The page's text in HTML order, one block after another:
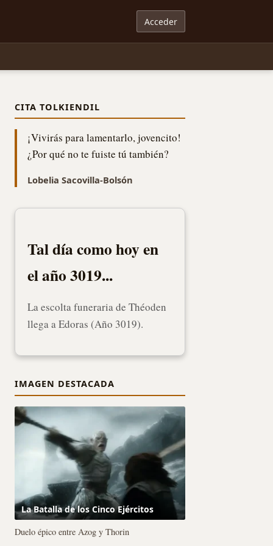
Acceder
CITA TOLKIENDIL
¡Vivirás para lamentarlo, jovencito!
¿Por qué no te fuiste tú también?
Lobelia Sacovilla-Bolsón
Tal día como hoy en
el año 3019...
La escolta funeraria de Théoden
llega a Edoras (Año 3019).
IMAGEN DESTACADA
La Batalla de los Cinco Ejércitos
Duelo épico entre Azog y Thorin